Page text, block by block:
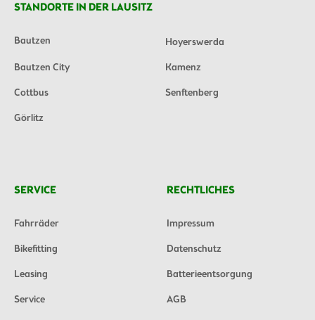
STANDORTE IN DER LAUSITZ
Bautzen
Hoyerswerda
Bautzen City
Kamenz
Cottbus
Senftenberg
Görlitz
SERVICE
Fahrräder
Bikefitting
Leasing
Service
RECHTLICHES
Impressum
Datenschutz
Batterieentsorgung
AGB